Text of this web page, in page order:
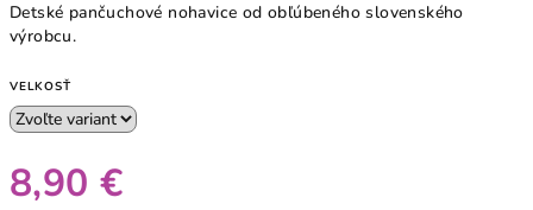
Detské pančuchové nohavice od obľúbeného slovenského
výrobcu.
VELKOSŤ
8,90 €